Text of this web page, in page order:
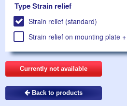
Type Strain relief
Strain relief (standard)
Strain relief on mounting plate
Currently not available
Back to products